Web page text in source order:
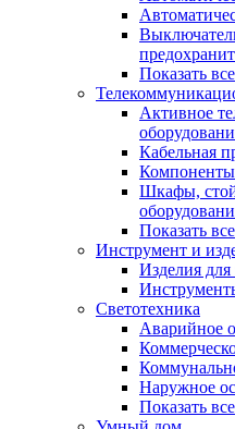
Показать все
Активное
Кабельная
Шкафы,
Показать все
Инструмент и
Изделия
Светотехника
Аварийное
Наружное
Показать все